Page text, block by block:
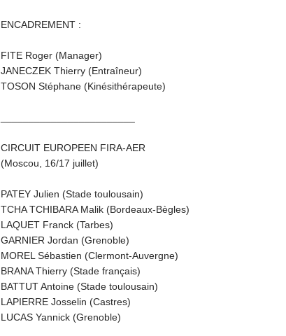
ENCADREMENT :
FITE Roger (Manager)
JANECZEK Thierry (Entraîneur)
TOSON Stéphane (Kinésithérapeute)
CIRCUIT EUROPEEN FIRA-AER
(Moscou, 16/17 juillet)
PATEY Julien (Stade toulousain)
TCHA TCHIBARA Malik (Bordeaux-Bègles)
LAQUET Franck (Tarbes)
GARNIER Jordan (Grenoble)
MOREL Sébastien (Clermont-Auvergne)
BRANA Thierry (Stade français)
BATTUT Antoine (Stade toulousain)
LAPIERRE Josselin (Castres)
LUCAS Yannick (Grenoble)